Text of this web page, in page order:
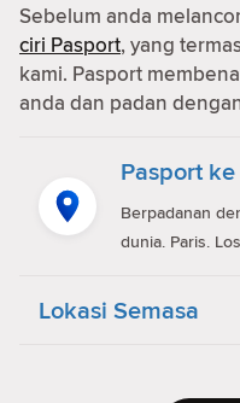
Sebelum anda
ciri Pasport, yang
kami. Pasport
anda dan padan
Pasport
Berpadanan
dunia. Paris.
Lokasi Semasa